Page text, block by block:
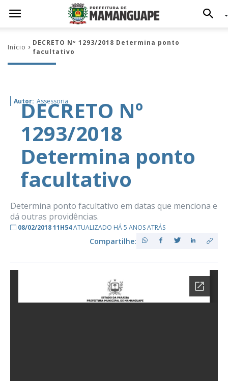
Início
DECRETO Nº 1293/2018 Determina ponto
facultativo
Autor: Assessoria
DECRETO Nº
1293/2018
Determina ponto
facultativo
Determina ponto facultativo em datas que menciona e
dá outras providências.
08/02/2018 11H54ATUALIZADO HÁ 5 ANOS ATRÁS
Compartilhe: